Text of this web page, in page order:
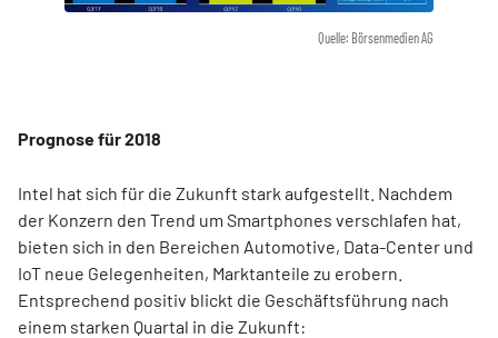
Quelle: Börsenmedien AG
Prognose für 2018
Intel hat sich für die Zukunft stark aufgestellt. Nachdem
der Konzern den Trend um Smartphones verschlafen hat,
bieten sich in den Bereichen Automotive, Data-Center und
IoT neue Gelegenheiten, Marktanteile zu erobern.
Entsprechend positiv blickt die Geschäftsführung nach
einem starken Quartal in die Zukunft: